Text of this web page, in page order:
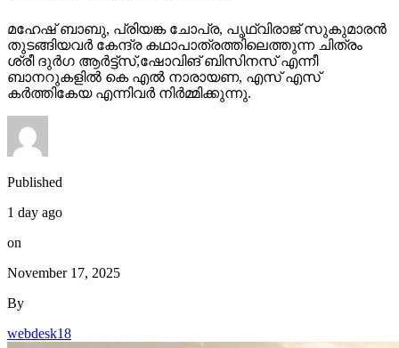
മഹേഷ് ബാബു, പ്രിയങ്ക ചോപ്ര, പൃഥ്വിരാജ് സുകുമാരൻ
തുടങ്ങിയവർ കേന്ദ്ര കഥാപാത്രത്തിലെത്തുന്ന ചിത്രം
ശ്രീ ദുർഗ ആർട്ട്സ്,ഷോവിങ് ബിസിനസ് എന്നീ
ബാനറുകളിൽ കെ എൽ നാരായണ, എസ് എസ്
കർത്തികേയ എന്നിവർ നിർമ്മിക്കുന്നു.
Published
1 day ago
on
November 17, 2025
By
webdesk18